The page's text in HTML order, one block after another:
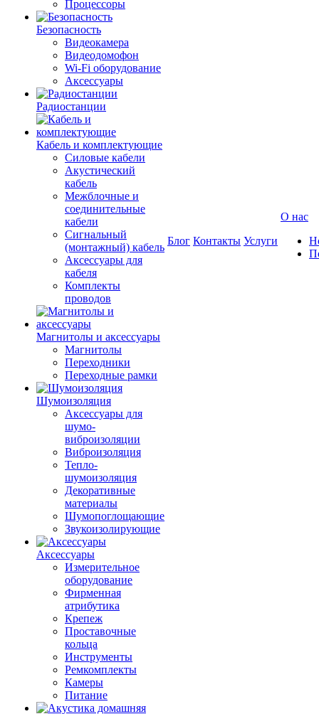
Процессоры
Безопасность
Видеокамера
Видеодомофон
Wi-Fi оборудование
Аксессуары
Радиостанции
Кабель и комплектующие
Силовые кабели
Акустический
кабель
Межблочные и
соединительные
кабели
Сигнальный
(монтажный) кабель
Аксессуары для
кабеля
Комплекты
проводов
Магнитолы и аксессуары
Магнитолы
Переходники
Переходные рамки
Шумоизоляция
Аксессуары для
шумо-
виброизоляции
Виброизоляция
Тепло-
шумоизоляция
Декоративные
материалы
Шумопоглощающие
Звукоизолирующие
Аксессуары
Измерительное
оборудование
Фирменная
атрибутика
Крепеж
Проставочные
кольца
Инструменты
Ремкомплекты
Камеры
Питание
Блог Контакты Услуги
О нас